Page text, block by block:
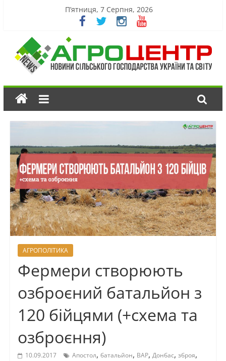
П’ятниця, 7 Серпня, 2026
АГРОПОЛІТИКА
Фермери створюють
озброєний батальйон з
120 бійцями (+схема та
озброєння)
10.09.2017 Апостол, батальйон, ВАР, Донбас, зброя,